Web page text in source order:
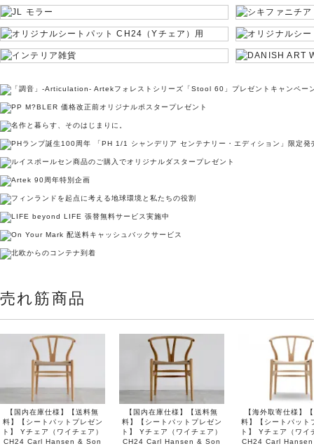
売れ筋商品
【国内在庫仕様】【送料無
料】【シートパットプレゼン
ト】 Yチェア（ワイチェア）
CH24 Carl Hansen & Son
【国内在庫仕様】【送料無
料】【シートパットプレゼン
ト】 Yチェア（ワイチェア）
CH24 Carl Hansen & Son
【海外取寄仕様】
料】【シートパット
ト】 Yチェア（ワイ
CH24 Carl